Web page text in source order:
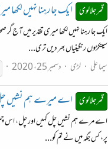
قمر جلالوی ایک جا رہنا نہیں لکھا
ایک جا رہنا نہیں لکھا میری تقدیر میں آج
سینکڑوں رنگینیاں بھر دیں تری...
سیما علی لڑی دسمبر 25، 2020
قمر جلالوی اے میرے ہم نشیں
اے مرے ہم نشیں چل کہیں اور چل، اس چمن میں
پر، کس جگہ میں نے تم کو...